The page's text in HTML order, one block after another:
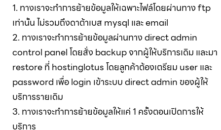
1. ทางเราจะทำการย้ายข้อมูลให้เฉพาะไฟล์โดยผ่านทาง ftp
เท่านั้น ไม่รวมถึงดาต้าเบส mysql และ email
2. ทางเราจะทำการย้ายข้อมูลผ่านทาง direct admin
control panel โดยสั่ง backup จากผู้ให้บริการเดิม และมา
restore ที่ hostinglotus โดยลูกค้าต้องเตรียม user และ
password เพื่อ login เข้าระบบ direct admin ของผู้ให้
บริการรายเดิม
3. ทางเราจะทำการย้ายข้อมูลให้แค่ 1 ครั้งตอนเปิดการให้
บริการ